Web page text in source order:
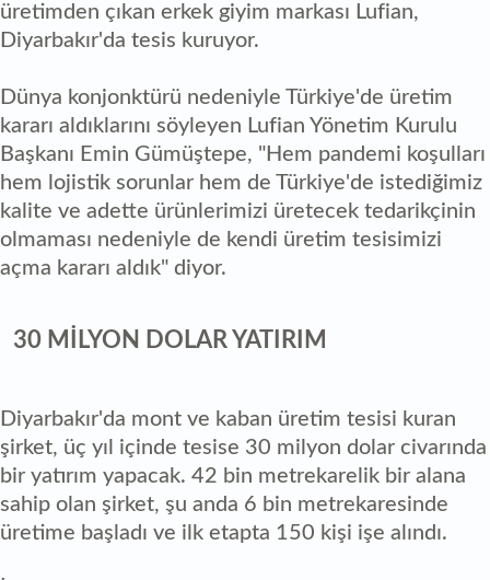
üretimden çıkan erkek giyim markası Lufian,
Diyarbakır'da tesis kuruyor.
Dünya konjonktürü nedeniyle Türkiye'de üretim
kararı aldıklarını söyleyen Lufian Yönetim Kurulu
Başkanı Emin Gümüştepe, "Hem pandemi koşulları
hem lojistik sorunlar hem de Türkiye'de istediğimiz
kalite ve adette ürünlerimizi üretecek tedarikçinin
olmaması nedeniyle de kendi üretim tesisimizi
açma kararı aldık" diyor.
30 MİLYON DOLAR YATIRIM
Diyarbakır'da mont ve kaban üretim tesisi kuran
şirket, üç yıl içinde tesise 30 milyon dolar civarında
bir yatırım yapacak. 42 bin metrekarelik bir alana
sahip olan şirket, şu anda 6 bin metrekaresinde
üretime başladı ve ilk etapta 150 kişi işe alındı.